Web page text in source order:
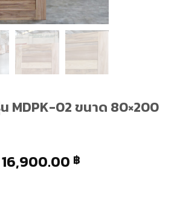
MDPK-02 ขนาด 80×200
16,900.00 ฿